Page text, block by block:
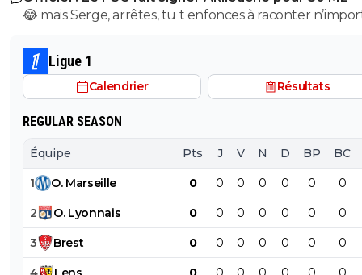
pourra garder Aguerd, Hojberg weah, Emerson, Paixao et
Gouiri, ce qui fait 1 joueur expérimenté par poste. Si Lorenzi
nous fait un recrutement malin , on pourrait faire une
potable.
😂 mais Serge, arrêtes, tu t enfonces à raconter
quoi, tu supposes de la merde, ça fait un peu plus de 2
que Paris suit akliouche et c est pour ça qu il ne
Paris après Monaco. Paris le prend cet été car il était
trop cher l été dernier, qu une place s est libérée avec
avec des stats de plus de 20 passes et plus de 10 buts
matchs, sans parler de sa dernière campagne de ldc
plutôt très bien joué.
Ligue 1
Calendrier Résultats
REGULAR SEASON
Équipe Pts J V N D BP BC
1 O. Marseille 0 0 0 0 0 0 0
2 O. Lyonnais 0 0 0 0 0 0 0
3 Brest 0 0 0 0 0 0 0